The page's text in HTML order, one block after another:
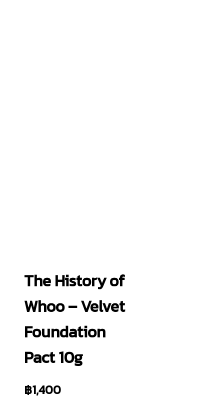
The History of
Whoo – Velvet
Foundation
Pact 10g
฿1,400